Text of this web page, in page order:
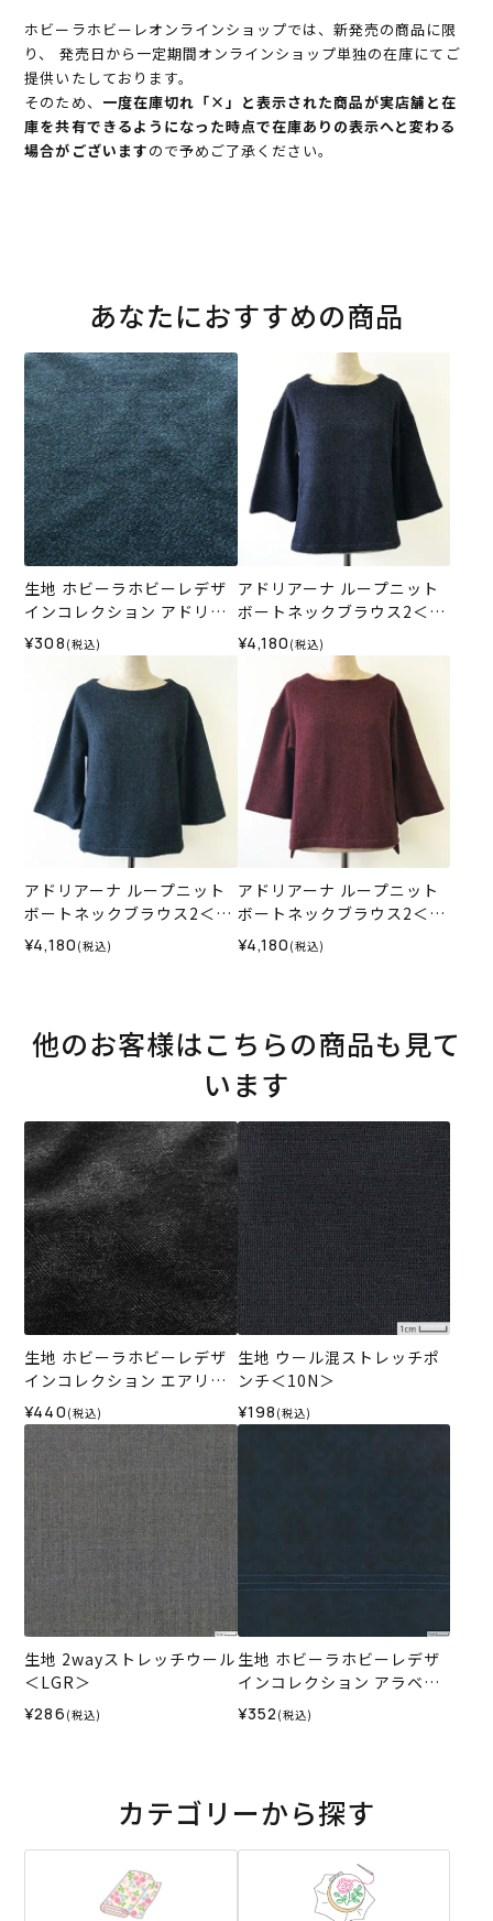
ホビーラホビーレオンラインショップでは、新発売の商品に限
り、 発売日から一定期間オンラインショップ単独の在庫にてご
提供いたしております。
そのため、 一度在庫切れ「×」と表示された商品が実店舗と在
庫を共有できるようになった時点で在庫ありの表示へと変わる
場合がございますので予めご了承ください。
あなたにおすすめの商品
生地 ホビーラホビーレデザ
インコレクション アドリア
ーナ ループニット＜2B＞
¥308 (税込)
アドリアーナ ループニット
ボートネックブラウス2＜M
サイズ＞C
¥4,180 (税込)
アドリアーナ ループニット
ボートネックブラウス2＜M
サイズ＞B
¥4,180 (税込)
アドリアーナ ループニット
ボートネックブラウス2＜M
サイズ＞A
¥4,180 (税込)
他のお客様はこちらの商品も見て
います
生地 ホビーラホビーレデザ
インコレクション エアリー
ウールジャカード＜2GR＞
¥440 (税込)
生地 ウール混ストレッチポ
ンチ＜10N＞
¥198 (税込)
生地 2wayストレッチウール
＜LGR＞
¥286 (税込)
生地 ホビーラホビーレデザ
インコレクション アラベス
クジャカード＜1N＞
¥352 (税込)
カテゴリーから探す